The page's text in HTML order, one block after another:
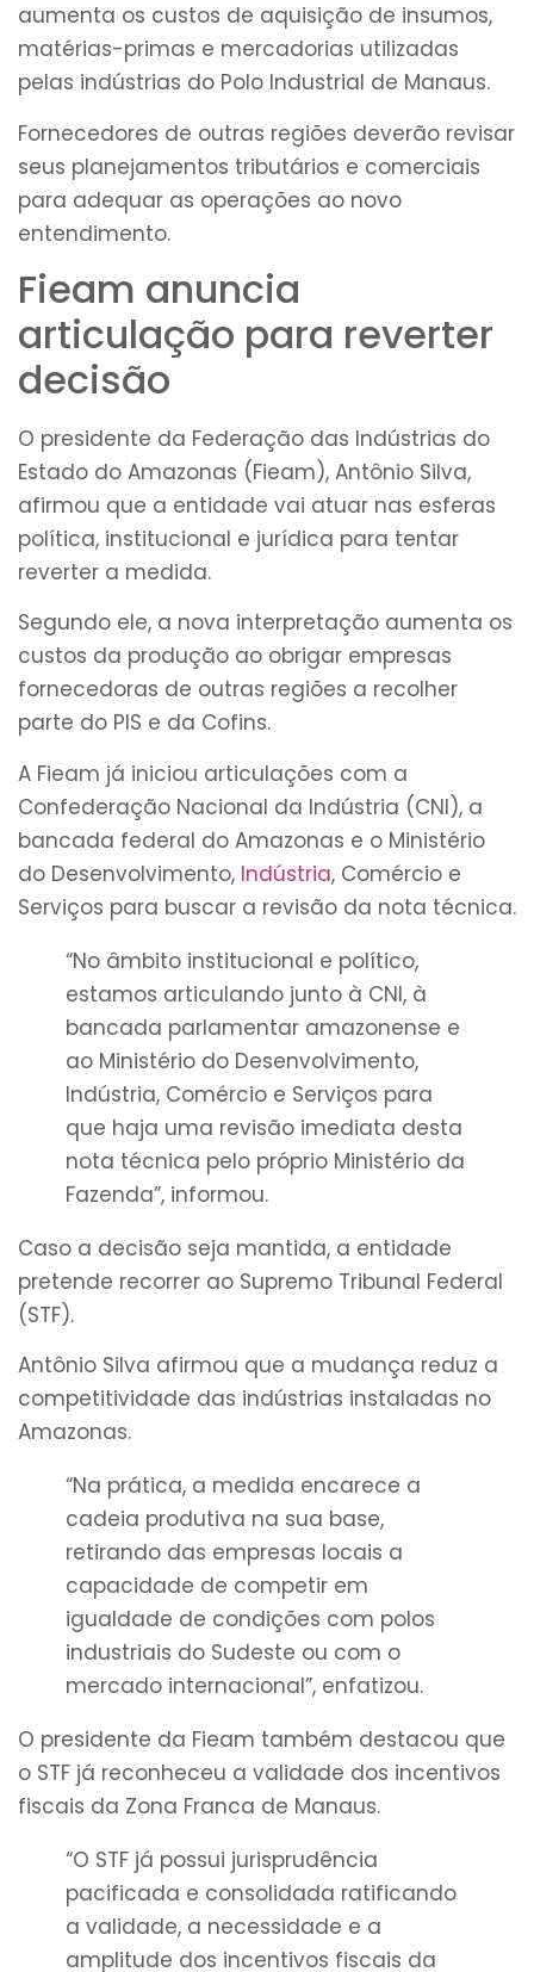
aumenta os custos de aquisição de insumos,
matérias-primas e mercadorias utilizadas
pelas indústrias do Polo Industrial de Manaus.
Fornecedores de outras regiões deverão revisar
seus planejamentos tributários e comerciais
para adequar as operações ao novo
entendimento.
Fieam anuncia
articulação para reverter
decisão
O presidente da Federação das Indústrias do
Estado do Amazonas (Fieam), Antônio Silva,
afirmou que a entidade vai atuar nas esferas
política, institucional e jurídica para tentar
reverter a medida.
Segundo ele, a nova interpretação aumenta os
custos da produção ao obrigar empresas
fornecedoras de outras regiões a recolher
parte do PIS e da Cofins.
A Fieam já iniciou articulações com a
Confederação Nacional da Indústria (CNI), a
bancada federal do Amazonas e o Ministério
do Desenvolvimento, Indústria, Comércio e
Serviços para buscar a revisão da nota técnica.
“No âmbito institucional e político,
estamos articulando junto à CNI, à
bancada parlamentar amazonense e
ao Ministério do Desenvolvimento,
Indústria, Comércio e Serviços para
que haja uma revisão imediata desta
nota técnica pelo próprio Ministério da
Fazenda”, informou.
Caso a decisão seja mantida, a entidade
pretende recorrer ao Supremo Tribunal Federal
(STF).
Antônio Silva afirmou que a mudança reduz a
competitividade das indústrias instaladas no
Amazonas.
“Na prática, a medida encarece a
cadeia produtiva na sua base,
retirando das empresas locais a
capacidade de competir em
igualdade de condições com polos
industriais do Sudeste ou com o
mercado internacional”, enfatizou.
O presidente da Fieam também destacou que
o STF já reconheceu a validade dos incentivos
fiscais da Zona Franca de Manaus.
“O STF já possui jurisprudência
pacificada e consolidada ratificando
a validade, a necessidade e a
amplitude dos incentivos fiscais da